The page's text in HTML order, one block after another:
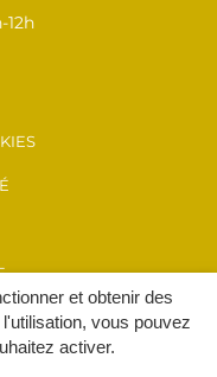
et obtenir des
vous pouvez
activer.
12h